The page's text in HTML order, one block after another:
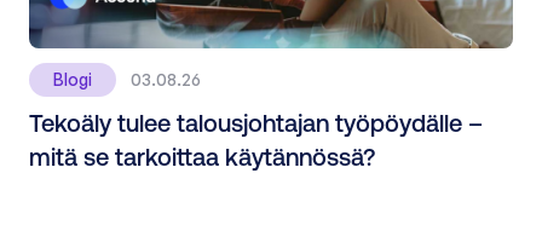
Tekoäly tulee talousjohtajan työpöydälle –
mitä se tarkoittaa käytännössä?
Blogi 03.08.26